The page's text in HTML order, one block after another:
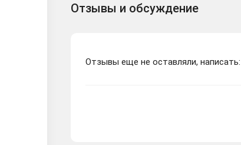
Отзывы и обсуждение
Отзывы еще не оставляли, написать: